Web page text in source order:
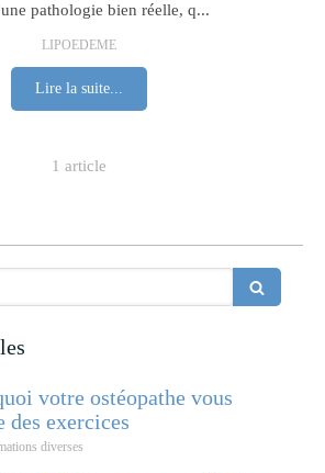
pathologie bien réelle, q...
LIPOEDEME
Lire la suite...
1 article
votre ostéopathe vous
des exercices
diverses